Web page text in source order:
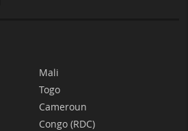
Mali
Togo
Cameroun
Congo (RDC)